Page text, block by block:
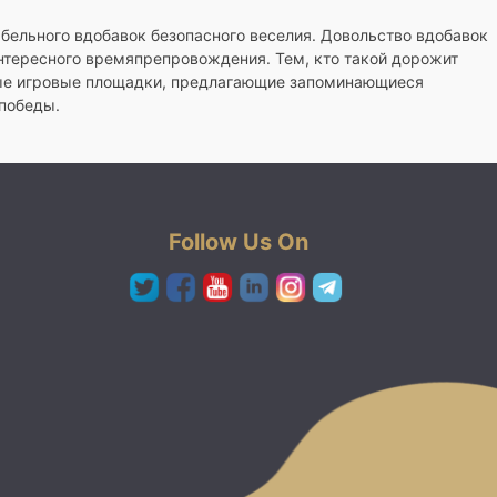
вдобавок безопасного веселия. Довольство вдобавок
времяпрепровождения. Тем, кто такой дорожит
игровые площадки, предлагающие запоминающиеся
Follow Us On